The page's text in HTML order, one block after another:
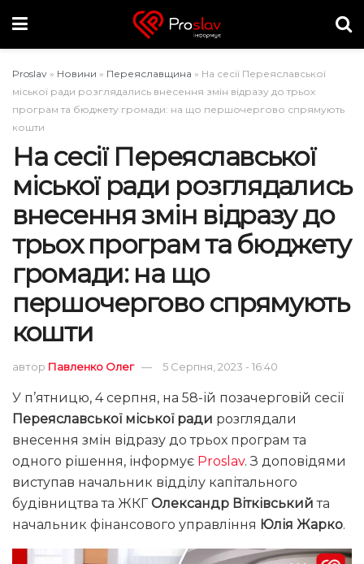
Proslav » Новини » Переяславщина » На сесії Переяславської
міської ради розглядались внесення змін відразу до трьох
програм та бюджету громади: на що першочергово спрямують
кошти
На сесії Переяславської
міської ради розглядались
внесення змін відразу до
трьох програм та бюджету
громади: на що
першочергово спрямують
кошти
автор Павленко Олег 5 Серпня, 2023 - 16:40
У п’ятницю, 4 серпня, на 58-ій позачерговій сесії
Переяславської міської ради розглядали
внесення змін відразу до трьох програм та
одного рішення, інформує Proslav. З доповідями
виступав начальник відділу капітального
будівництва та ЖКГ Олександр Вітківський та
начальник фінансового управління Юлія Жарко.